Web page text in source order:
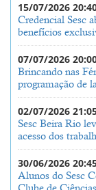
15/07/2026
Credencial Sesc
benefícios
07/07/2026
Brincando nas
programação de
02/07/2026
Sesc Beira Rio
acesso dos
30/06/2026
Alunos do Sesc